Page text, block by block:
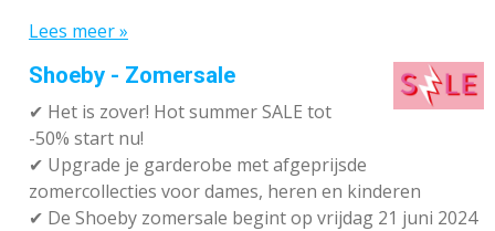
Lees meer »
Shoeby - Zomersale
✔ Het is zover! Hot summer SALE tot
-50% start nu!
✔ Upgrade je garderobe met afgeprijsde
zomercollecties voor dames, heren en kinderen
✔ De Shoeby zomersale begint op vrijdag 21 juni 2024